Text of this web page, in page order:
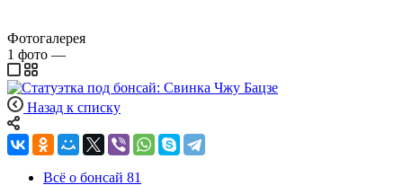
Фотогалерея
1 фото —
Назад к списку
Всё о бонсай 81